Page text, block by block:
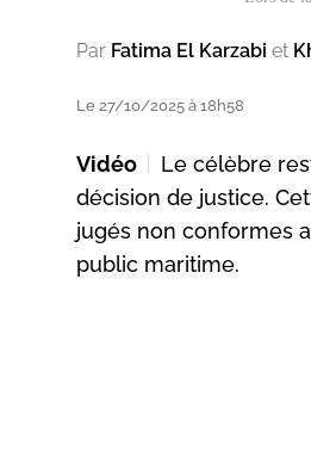
Par Fatima El Karzabi et
Le 27/10/2025 à 18h58
Vidéo
Le célèbre
décision de justice.
jugés non conformes
public maritime.